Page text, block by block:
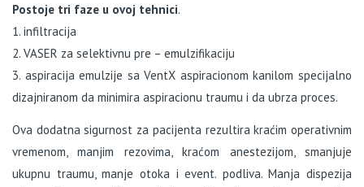
Postoje tri faze u ovoj tehnici.
1. infiltracija
2. VASER za selektivnu pre – emulzifikaciju
3. aspiracija emulzije sa VentX aspiracionom kanilom specijalno
dizajniranom da minimira aspiracionu traumu i da ubrza proces.
Ova dodatna sigurnost za pacijenta rezultira kraćim operativnim
vremenom, manjim rezovima, kraćom anestezijom, smanjuje
ukupnu traumu, manje otoka i event. podliva. Manja dispezija